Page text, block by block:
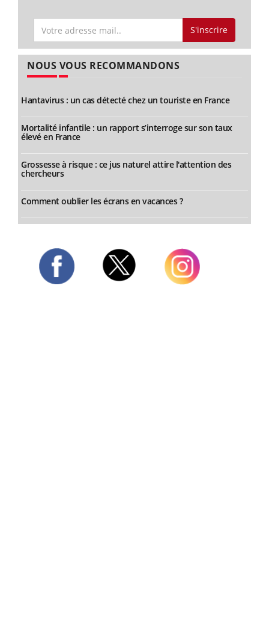
S'inscrire
NOUS VOUS RECOMMANDONS
Hantavirus : un cas détecté chez un touriste en France
Mortalité infantile : un rapport s’interroge sur son taux
élevé en France
Grossesse à risque : ce jus naturel attire l'attention des
chercheurs
Comment oublier les écrans en vacances ?